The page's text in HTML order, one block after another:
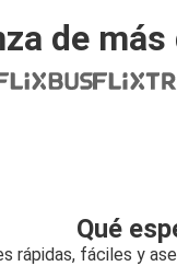
de
Qué
rápidas, fáciles y